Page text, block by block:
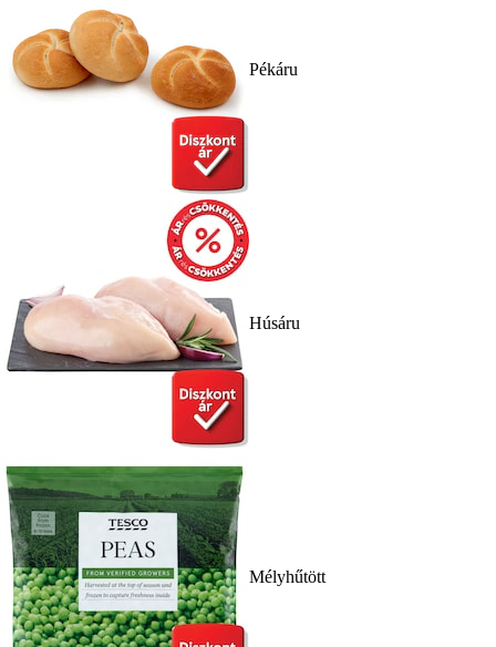
Pékáru
Húsáru
Mélyhűtött